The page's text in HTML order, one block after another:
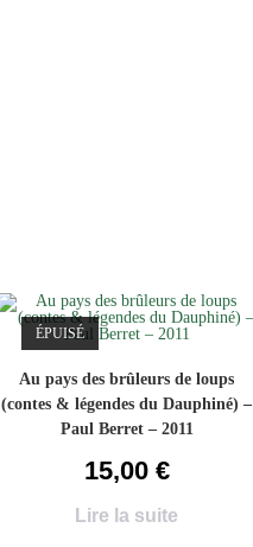
ÉPUISÉ
Au pays des brûleurs de loups
(contes & légendes du Dauphiné) –
Paul Berret – 2011
15,00 €
Lire la suite